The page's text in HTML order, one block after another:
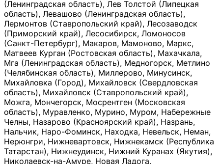
(Ленинградская область), Лев Толстой (Липецкая
область), Левашово (Ленинградская область),
Лермонтов (Ставропольский край), Лесозаводск
(Приморский край), Лесосибирск, Ломоносов
(Санкт-Петербург), Макаров, Мамоново, Маркс,
Матвеев Курган (Ростовская область), Махачкала,
Мга (Ленинградская область), Медногорск, Метлино
(Челябинская область), Миллерово, Минусинск,
Михайловка (Город), Михайловск (Свердловская
область), Михайловск (Ставропольский край),
Можга, Мончегорск, Мосрентген (Московская
область), Муравленко, Мурино, Муром, Набережные
Челны, Назарово (Красноярский край), Назрань,
Нальчик, Наро-Фоминск, Находка, Невельск, Неман,
Нерюнгри, Нижневартовск, Нижнекамск (Республика
Татарстан), Нижнеудинск, Нижний Куранах (Якутия),
Николаевск-на-Амуре, Новая Ладога,